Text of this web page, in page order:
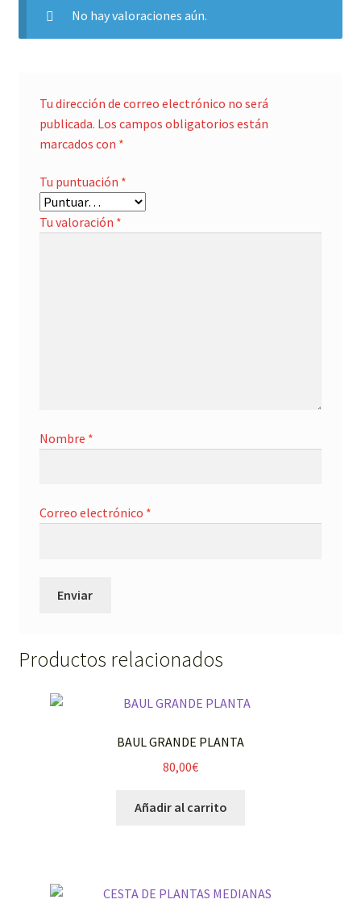
No hay valoraciones aún.
Tu dirección de correo electrónico no será
publicada. Los campos obligatorios están
marcados con *
Tu puntuación *
Tu valoración *
Nombre *
Correo electrónico *
Productos relacionados
BAUL GRANDE PLANTA
80,00€
Añadir al carrito